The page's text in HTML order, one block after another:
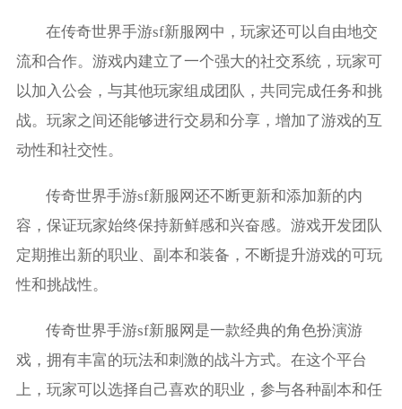
在传奇世界手游sf新服网中，玩家还可以自由地交
流和合作。游戏内建立了一个强大的社交系统，玩家可
以加入公会，与其他玩家组成团队，共同完成任务和挑
战。玩家之间还能够进行交易和分享，增加了游戏的互
动性和社交性。
传奇世界手游sf新服网还不断更新和添加新的内
容，保证玩家始终保持新鲜感和兴奋感。游戏开发团队
定期推出新的职业、副本和装备，不断提升游戏的可玩
性和挑战性。
传奇世界手游sf新服网是一款经典的角色扮演游
戏，拥有丰富的玩法和刺激的战斗方式。在这个平台
上，玩家可以选择自己喜欢的职业，参与各种副本和任